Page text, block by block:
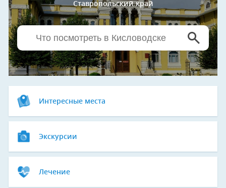
Ставропольский край
Интересные места
Экскурсии
Лечение